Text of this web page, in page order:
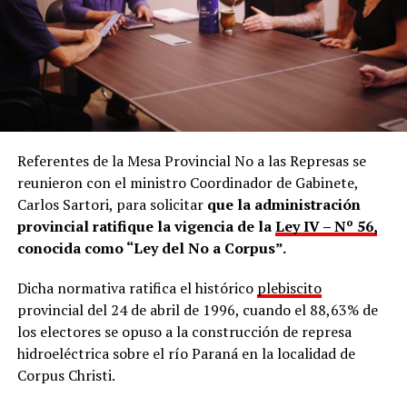
de los hechos para evitar la intervención judicial, ello
podría dar lugar a responsabilidades penales. Para
entenderlo con un ejemplo sencillo: sería como
encontrar a una persona en posesión de una cantidad de
droga y, en lugar de secuestrarla, iniciar la actuación
judicial y dar intervención a la Justicia, recibir esa droga
como si fuera una “entrega voluntaria”, omitiendo todo
el procedimiento penal. La entrega del elemento no
hace desaparecer el hecho investigado ni exime de la
obligación de actuar conforme a la ley”.
En cuestión de minutos,el comentario fue eliminado
la mencionada cuenta oficial del Ministerio de Ecología,
como también la del ministro Martín Recaman, el
subsecretarioFacundo Ringay el director general
Franco García Sosa , ante lo cual están impedidos de
interactuar entre cuentas.
Referentes de la Mesa Provincial No a las Represas se
reunieron con el ministro Coordinador de Gabinete,
Carlos Sartori, para solicitar que la administración
provincial ratifique la vigencia de laLey IV – Nº 56,
conocida como “Ley del No a Corpus”.
Dicha normativa ratifica el histórico plebiscito
provincial del 24 de abril de 1996, cuando el 88,63% de
los electores se opuso a la construcción de represa
hidroeléctrica sobre el río Paraná en la localidad de
Corpus Christi.